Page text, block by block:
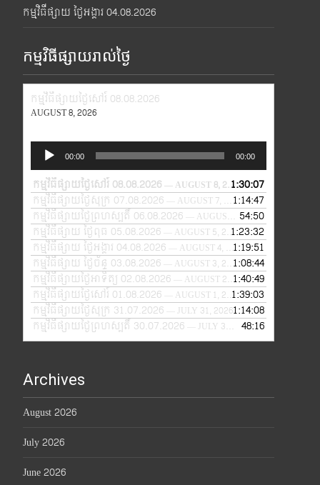
កម្មវិធីផ្សាយ ថ្ងៃអង្គារ 04.08.2026
កម្មវិធីផ្សាយរាល់ថ្ងៃ
កម្មវិធីផ្សាយថ្ងៃសៅរ៍ 08.08.2026
AUGUST 8, 2026
Audio
Player
00:00 00:00
កម្មវិធីផ្សាយថ្ងៃសៅរ៍ 08.08.2026— AUGUST 8, 2026 1:30:07
កម្មវិធីផ្សាយថ្ងៃសុក្រ 07.08.2026
— AUGUST 7, 2026
1:14:47
កម្មវិធីផ្សាយថ្ងៃព្រហស្បតិ៍ 06.08.2026
— AUGUST 6, 2026
54:50
កម្មវិធីផ្សាយ ថ្ងៃពុធ 05.08.2026
— AUGUST 5, 2026 1:23:32
កម្មវិធីផ្សាយ ថ្ងៃអង្គារ 04.08.2026
— AUGUST 4, 2026
1:19:51
កម្មវិធីផ្សាយ ថ្ងៃច័ន្ទ 03.08.2026
— AUGUST 3, 2026 1:08:44
កម្មវិធីផ្សាយថ្ងៃអាទិត្យ 02.08.2026
— AUGUST 2, 2026 1:40:49
កម្មវិធីផ្សាយថ្ងៃសៅរ៍ 01.08.2026
— AUGUST 1, 2026 1:39:03
កម្មវិធីផ្សាយថ្ងៃសុក្រ 31.07.2026
— JULY 31, 20261:14:08
កម្មវិធីផ្សាយថ្ងៃព្រហស្បតិ៍ 30.07.2026
— JULY 30, 2026 48:16
Archives
August 2026
July 2026
June 2026